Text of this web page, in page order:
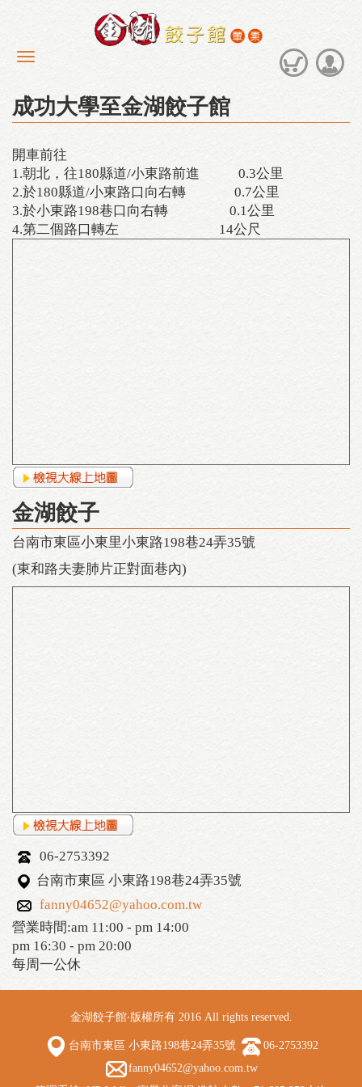
成功大學至金湖餃子館
開車前往
1.朝北，往180縣道/小東路前進 0.3公里
2.於180縣道/小東路口向右轉 0.7公里
3.於小東路198巷口向右轉 0.1公里
4.第二個路口轉左 14公尺
金湖餃子
台南市東區小東里小東路198巷24弄35號
(東和路夫妻肺片正對面巷內)
06-2753392
台南市東區 小東路198巷24弄35號
fanny04652@yahoo.com.tw
營業時間:am 11:00 - pm 14:00
pm 16:30 - pm 20:00
每周一公休
金湖餃子館‧版權所有 2016 All rights reserved.
台南市東區 小東路198巷24弄35號
06-2753392
fanny04652@yahoo.com.tw